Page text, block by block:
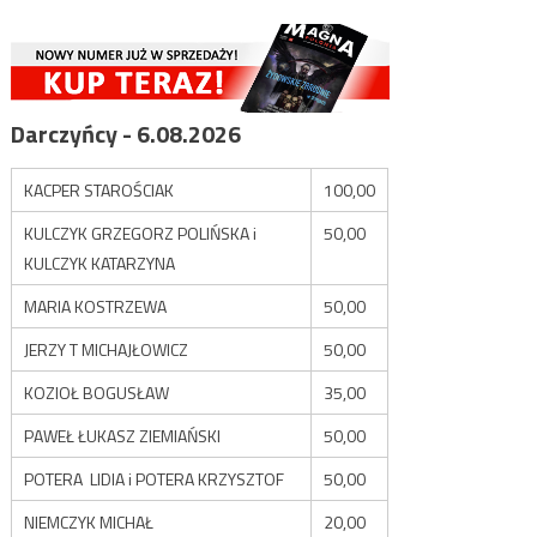
Darczyńcy - 6.08.2026
KACPER STAROŚCIAK
100,00
KULCZYK GRZEGORZ POLIŃSKA i
KULCZYK KATARZYNA
50,00
MARIA KOSTRZEWA
50,00
JERZY T MICHAJŁOWICZ
50,00
KOZIOŁ BOGUSŁAW
35,00
PAWEŁ ŁUKASZ ZIEMIAŃSKI
50,00
POTERA LIDIA i POTERA KRZYSZTOF
50,00
NIEMCZYK MICHAŁ
20,00